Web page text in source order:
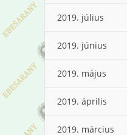
2019. július
2019. június
2019. május
2019. április
2019. március